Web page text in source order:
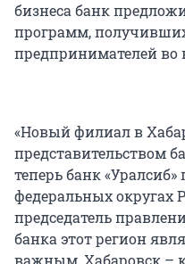
бизнеса банк
программ,
предпринимателей во
«Новый филиал в
представительством
теперь банк «Уралсиб»
федеральных округах
председатель
банка этот регион
важным, Хабаровск –